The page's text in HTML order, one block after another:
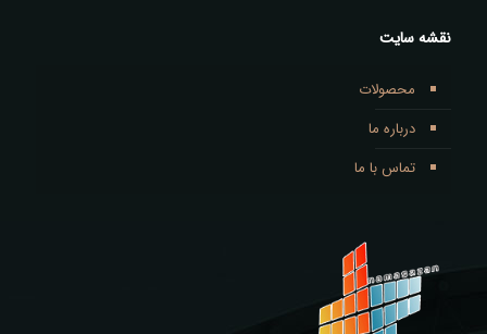
نقشه سایت
محصولات
درباره ما
تماس با ما